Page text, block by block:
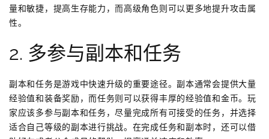
量和敏捷，提高生存能力，而高级角色则可以更多地提升攻击属
性。
2. 多参与副本和任务
副本和任务是游戏中快速升级的重要途径。副本通常会提供大量
经验值和装备奖励，而任务则可以获得丰厚的经验值和金币。玩
家应该多参与副本和任务，尽量完成所有可接受的任务，并选择
适合自己等级的副本进行挑战。在完成任务和副本时，还可以借